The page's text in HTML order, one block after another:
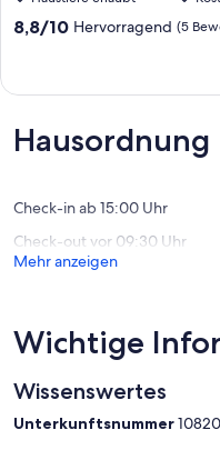
8.8
Bewertungen)
8,8/10 Hervorragend (5
Hausordnung
Check-in ab 15:00 Uhr
Check-out vor 09:30 Uhr
Mehr anzeigen
Wichtige
Wissenswertes
Unterkunftsnummer